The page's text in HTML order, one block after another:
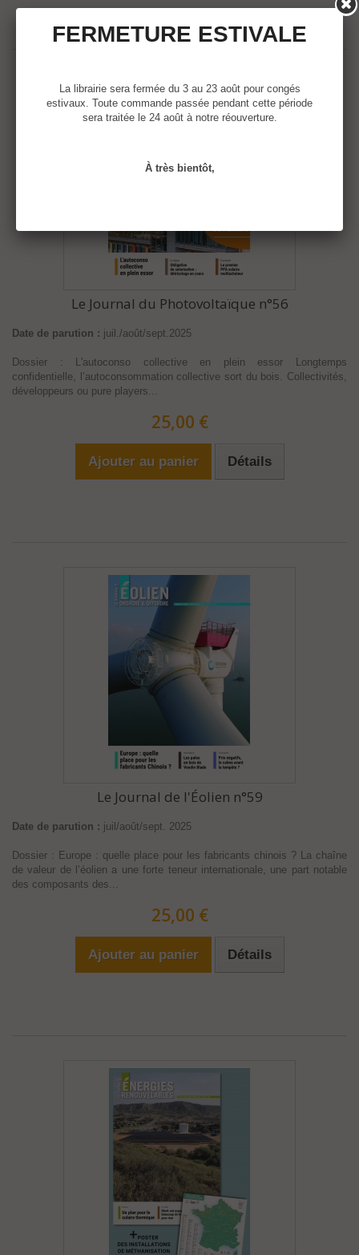
Le Journal du Photovoltaïque n°56
Date de parution : juil./août/sept.2025
Dossier : L'autoconso collective en plein essor Longtemps
confidentielle, l’autoconsommation collective sort du bois. Collectivités,
développeurs ou pure players...
25,00 €
Ajouter au panier Détails
Le Journal de l'Éolien n°59
Date de parution : juil/août/sept. 2025
Dossier : Europe : quelle place pour les fabricants chinois ? La chaîne
de valeur de l’éolien a une forte teneur internationale, une part notable
des composants des...
25,00 €
Ajouter au panier Détails
FERMETURE ESTIVALE
La librairie sera fermée du 3 au 23 août pour congés
estivaux. Toute commande passée pendant cette période
sera traitée le 24 août à notre réouverture.
À très bientôt,